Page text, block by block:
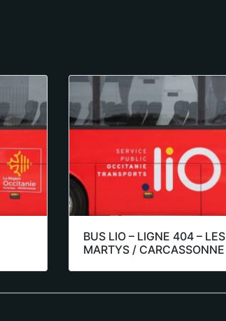
BUS LIO – LIGNE 404 – LES
MARTYS / CARCASSONNE